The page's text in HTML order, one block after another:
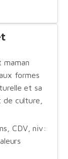
formes
et sa
de culture,
CDV, niv: